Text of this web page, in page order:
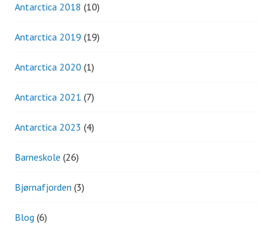
Antarctica 2018 (10)
Antarctica 2019 (19)
Antarctica 2020 (1)
Antarctica 2021 (7)
Antarctica 2023 (4)
Barneskole (26)
Bjørnafjorden (3)
Blog (6)